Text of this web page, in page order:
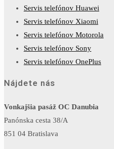
Servis telefónov Huawei
Servis telefónov Xiaomi
Servis telefónov Motorola
Servis telefónov Sony
Servis telefónov OnePlus
Nájdete nás
Vonkajšia pasáž OC Danubia
Panónska cesta 38/A
851 04 Bratislava